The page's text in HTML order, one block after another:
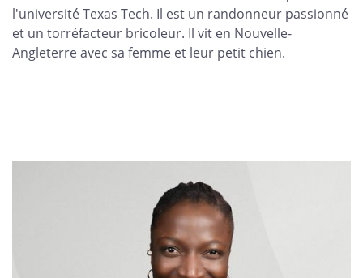
l'université Texas Tech. Il est un randonneur passionné
et un torréfacteur bricoleur. Il vit en Nouvelle-
Angleterre avec sa femme et leur petit chien.